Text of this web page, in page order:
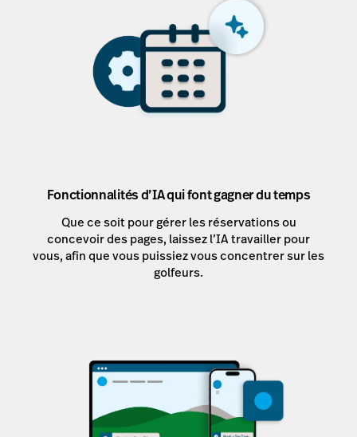
Fonctionnalités d’IA qui font gagner du temps
Que ce soit pour gérer les réservations ou
concevoir des pages, laissez l’IA travailler pour
vous, afin que vous puissiez vous concentrer sur les
golfeurs.